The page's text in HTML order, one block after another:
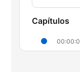
Capítulos